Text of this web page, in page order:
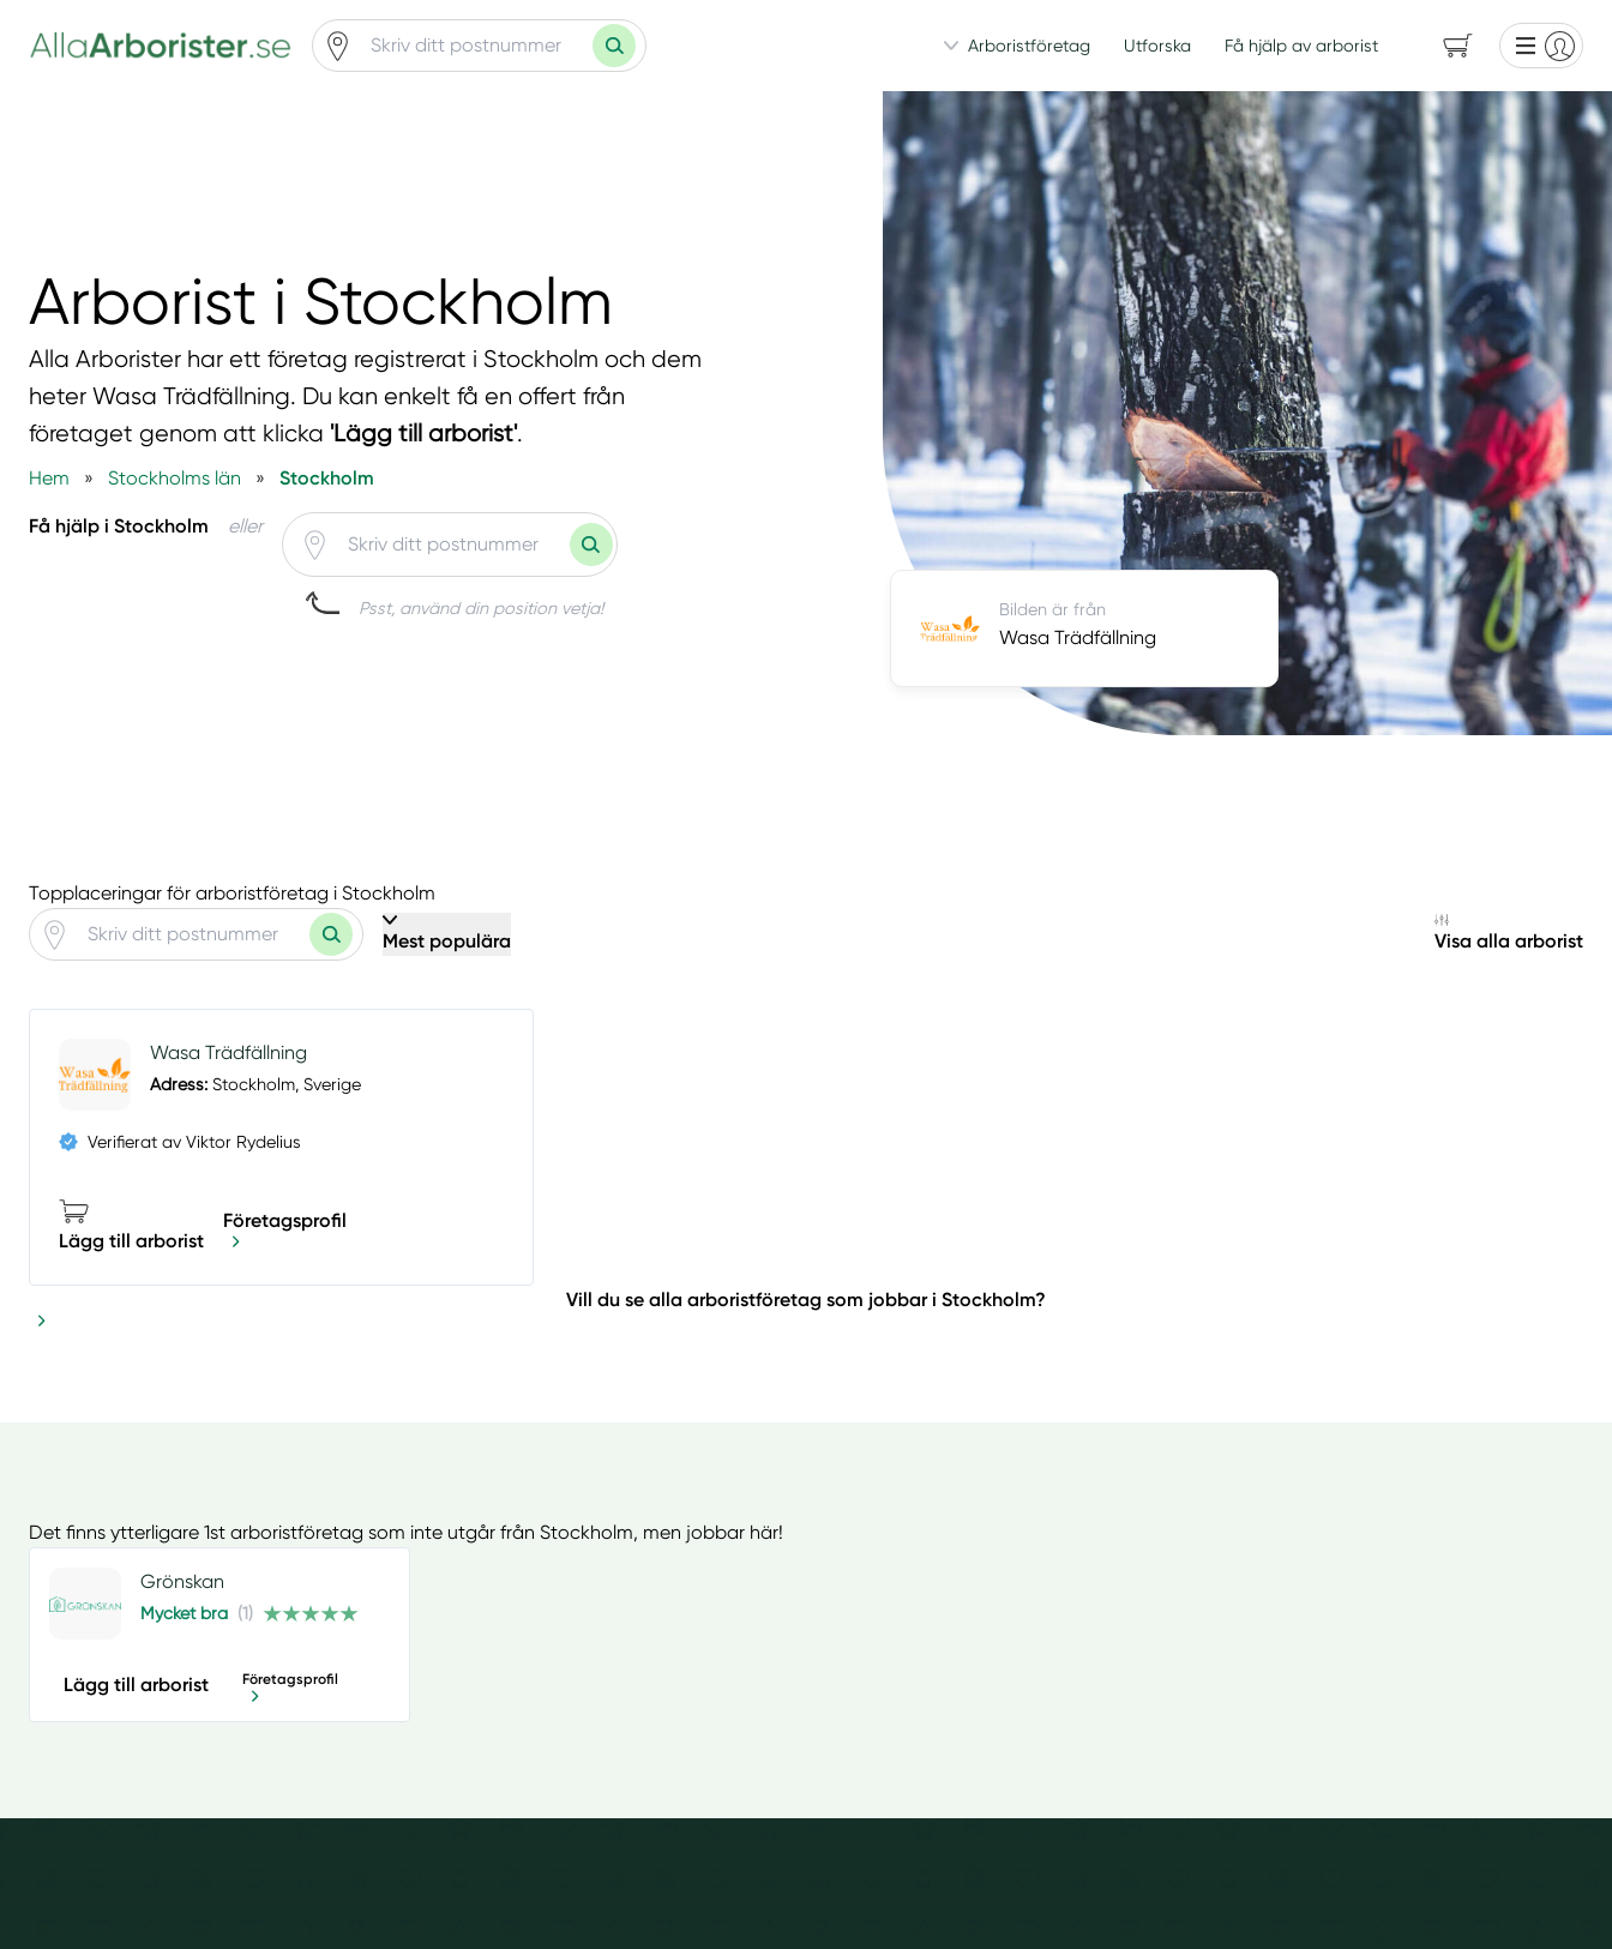
Arboristföretag Utforska Få hjälp av arborist
Arborist i Stockholm
Alla Arborister har ett företag registrerat i Stockholm och dem
heter Wasa Trädfällning. Du kan enkelt få en offert från
företaget genom att klicka 'Lägg till arborist'.
Hem » Stockholms län » Stockholm
Få hjälp i Stockholm eller
Psst, använd din position vetja! Bilden är från
Wasa Trädfällning
Topplaceringar för arboristföretag i Stockholm
Mest populära Visa alla arborist
Wasa Trädfällning
Adress: Stockholm, Sverige
Verifierat av Viktor Rydelius
Lägg till arborist
Företagsprofil
Vill du se alla arboristföretag som jobbar i Stockholm?
Det finns ytterligare 1st arboristföretag som inte utgår från Stockholm, men jobbar här!
Grönskan
Mycket bra (1)
Lägg till arborist Företagsprofil